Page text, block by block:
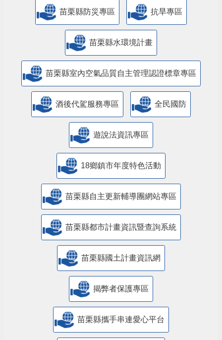
苗栗縣防災專區 抗旱專區
苗栗縣水環境計畫
苗栗縣室內空氣品質自主管理認證標章專區
酒後代駕服務專區 全民國防
遊說法資訊專區
18鄉鎮市年度特色活動
苗栗縣自主更新輔導團網站專區
苗栗縣都市計畫資訊暨查詢系統
苗栗縣國土計畫資訊網
揭弊者保護專區
苗栗縣攜手串連愛心平台